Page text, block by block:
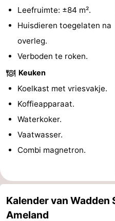
Rondleidingen
Sporten
Zwembaden
-
Fietsen
Wandelen
-
Paardrijden
en
Zeehonden
Leefruimte: ±84 m².
Huisdieren toegelaten na
overleg.
Verboden te roken.
Keuken
Koelkast met vriesvakje.
Koffieapparaat.
Waterkoker.
Vaatwasser.
Combi magnetron.
Kalender van Wadden
Ameland